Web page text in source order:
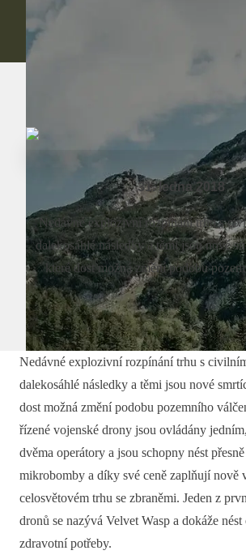
31. ledna 2018
Nedávné explozivní rozpínání trhu s
dalekosáhlé následky a těmi jsou nové
které dost možná změní podobu
Nedávné explozivní rozpínání trhu s
dalekosáhlé následky a těmi jsou nové
dost možná změní podobu pozemního
řízené vojenské drony jsou ovládány
dvěma operátory a jsou schopny nést
mikrobomby a díky své ceně zaplňují nově
celosvětovém trhu se zbraněmi. Jeden z
dronů se nazývá Velvet Wasp a dokáže
zdravotní potřeby.